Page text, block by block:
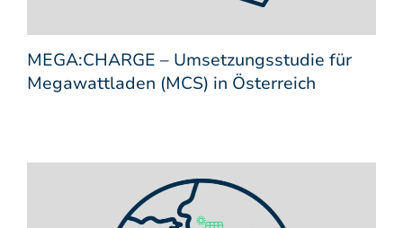
MEGA:CHARGE – Umsetzungsstudie für
Megawattladen (MCS) in Österreich